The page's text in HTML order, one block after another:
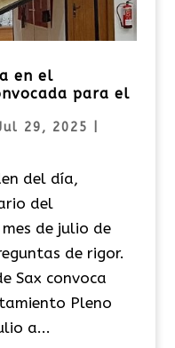
en el
para el
29, 2025
del día,
del
de julio de
de rigor.
Sax convoca
Pleno
a...